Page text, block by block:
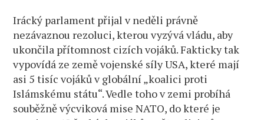
Irácký parlament přijal v neděli právně
nezávaznou rezoluci, kterou vyzývá vládu, aby
ukončila přítomnost cizích vojáků. Fakticky tak
vypovídá ze země vojenské síly USA, které mají
asi 5 tisíc vojáků v globální „koalici proti
Islámskému státu“. Vedle toho v zemi probíhá
souběžně výcviková mise NATO, do které je